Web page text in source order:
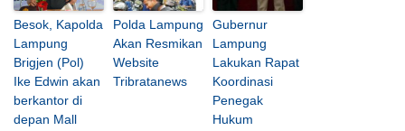
Besok, Kapolda
Lampung
Brigjen (Pol)
Ike Edwin akan
berkantor di
depan Mall
Polda Lampung
Akan Resmikan
Website
Tribratanews
Gubernur
Lampung
Lakukan Rapat
Koordinasi
Penegak
Hukum